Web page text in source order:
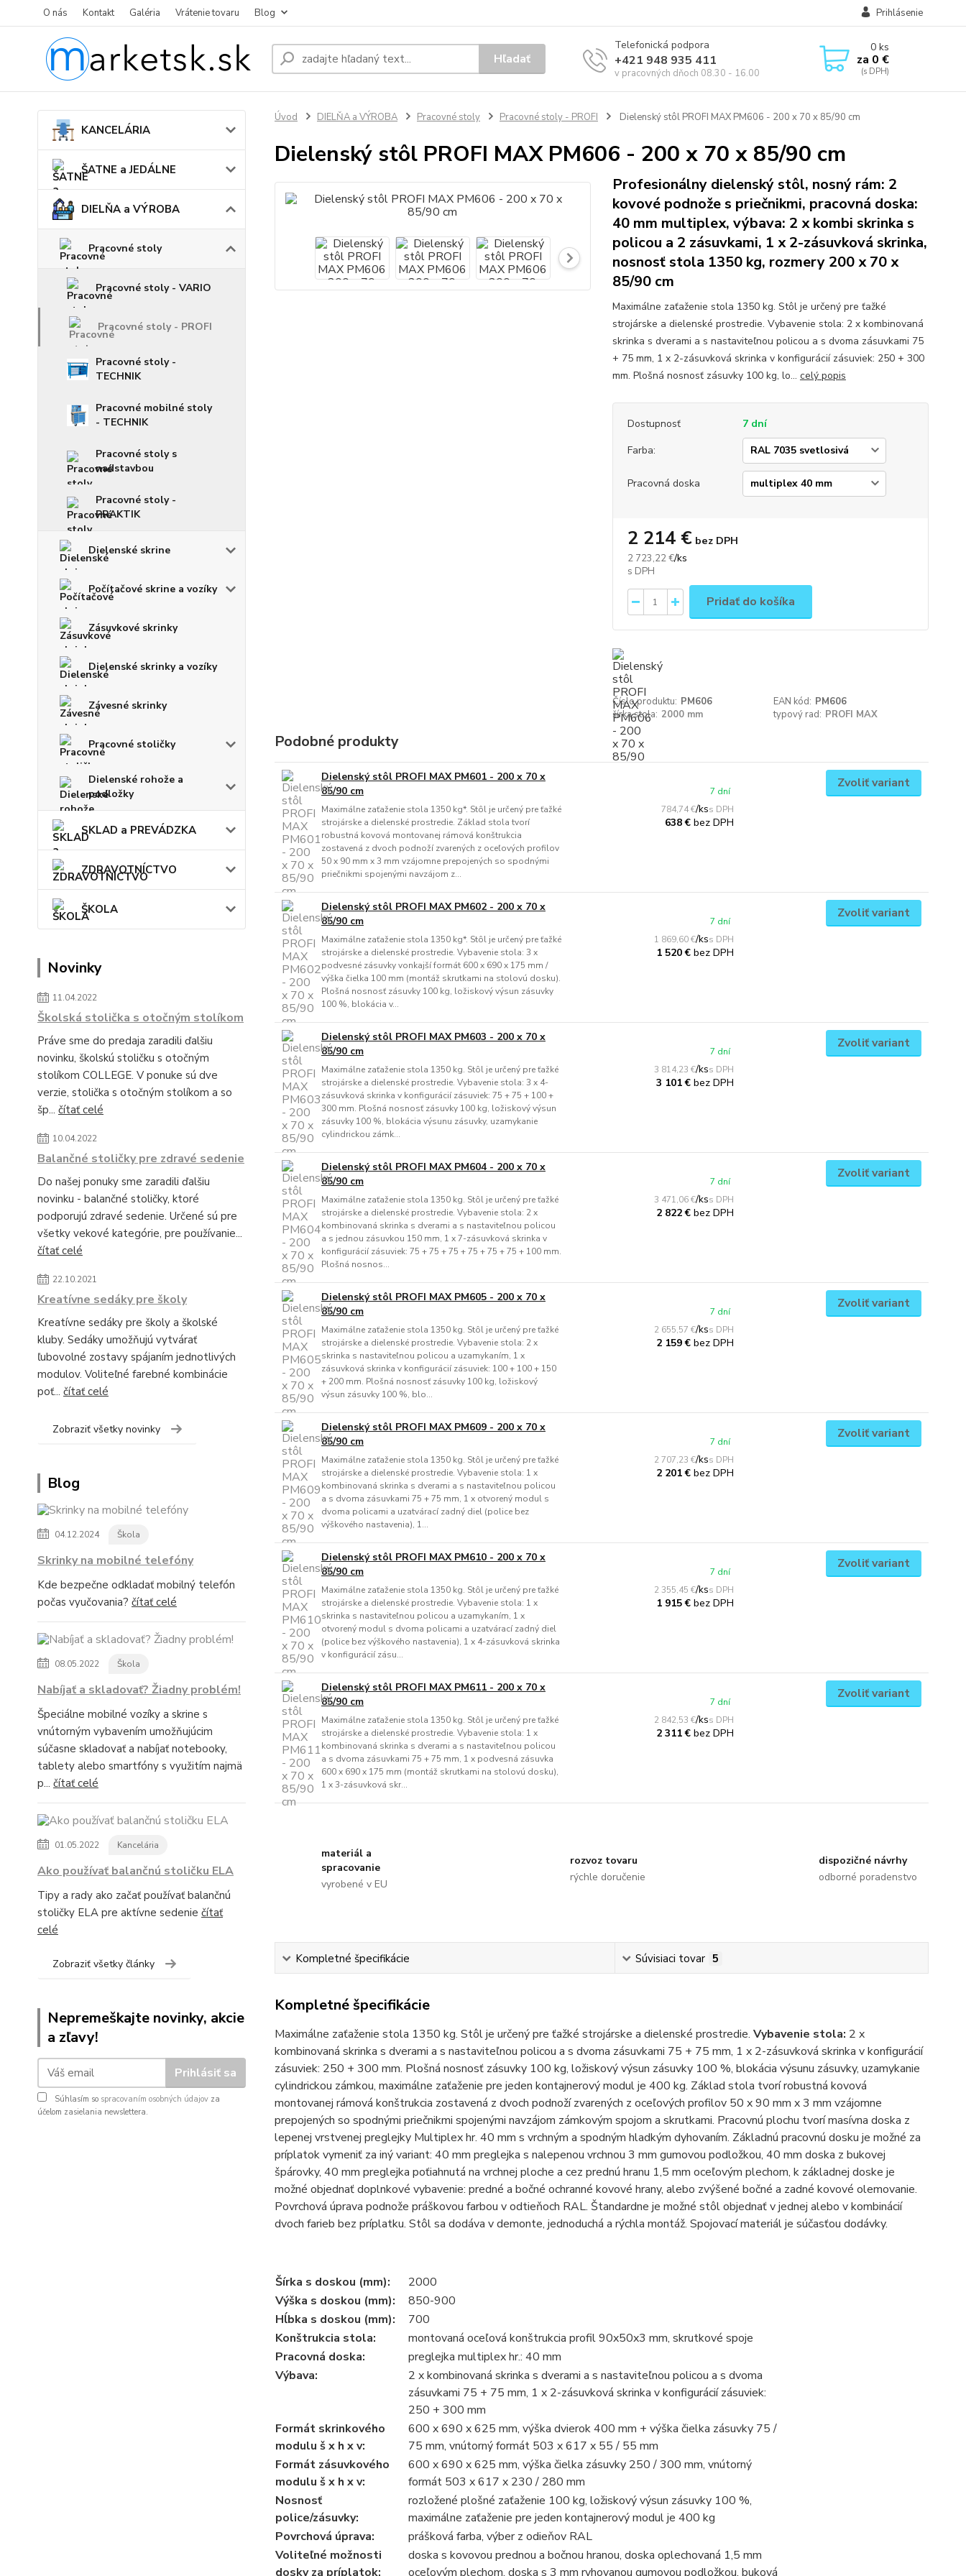
O nás Kontakt Galéria Vrátenie tovaru Blog Prihlásenie
Hľadať
Telefonická podpora
+421 948 935 411
v pracovných dňoch 08.30 - 16.00
0ks
za 0 €
KANCELÁRIA
ŠATNE a JEDÁLNE
DIELŇA a VÝROBA
Pracovné stoly
Pracovné stoly - VARIO
Pracovné stoly - PROFI
Pracovné stoly -
TECHNIK
Pracovné mobilné stoly
- TECHNIK
Pracovné stoly s
nadstavbou
Pracovné stoly -
PRAKTIK
Dielenské skrine
Počítačové skrine a vozíky
Zásuvkové skrinky
Dielenské skrinky a vozíky
Závesné skrinky
Pracovné stoličky
Dielenské rohože a
podložky
SKLAD a PREVÁDZKA
ZDRAVOTNÍCTVO
ŠKOLA
Novinky
11.04.2022
Školská stolička s otočným stolíkom
Práve sme do predaja zaradili ďalšiu
novinku, školskú stoličku s otočným
stolíkom COLLEGE. V ponuke sú dve
verzie, stolička s otočným stolíkom a so
šp... čítať celé
10.04.2022
Balančné stoličky pre zdravé sedenie
Do našej ponuky sme zaradili ďalšiu
novinku - balančné stoličky, ktoré
podporujú zdravé sedenie. Určené sú pre
všetky vekové kategórie, pre používanie...
čítať celé
22.10.2021
Kreatívne sedáky pre školy
Kreatívne sedáky pre školy a školské
kluby. Sedáky umožňujú vytvárať
ľubovolné zostavy spájaním jednotlivých
modulov. Voliteľné farebné kombinácie
poť... čítať celé
Zobraziť všetky novinky
Blog
04.12.2024 Škola
Skrinky na mobilné telefóny
Kde bezpečne odkladať mobilný telefón
počas vyučovania? čítať celé
08.05.2022 Škola
Nabíjať a skladovať? Žiadny problém!
Špeciálne mobilné vozíky a skrine s
vnútorným vybavením umožňujúcim
súčasne skladovať a nabíjať notebooky,
tablety alebo smartfóny s využitím najmä
p... čítať celé
01.05.2022 Kancelária
Ako používať balančnú stoličku ELA
Tipy a rady ako začať používať balančnú
stoličky ELA pre aktívne sedenie čítať
celé
Zobraziť všetky články
Nepremeškajte novinky, akcie
a zľavy!
Prihlásiť sa
Súhlasím so spracovaním osobných údajov za
účelom zasielania newslettera.
Úvod DIELŇA a VÝROBA Pracovné stoly Pracovné stoly - PROFI Dielenský stôl PROFI MAX PM606 - 200 x 70 x 85/90 cm
Dielenský stôl PROFI MAX PM606 - 200 x 70 x 85/90 cm
Profesionálny dielenský stôl, nosný rám: 2
kovové podnože s priečnikmi, pracovná doska:
40 mm multiplex, výbava: 2 x kombi skrinka s
policou a 2 zásuvkami, 1 x 2-zásuvková skrinka,
nosnosť stola 1350 kg, rozmery 200 x 70 x
85/90 cm
Maximálne zaťaženie stola 1350 kg. Stôl je určený pre ťažké
strojárske a dielenské prostredie. Vybavenie stola: 2 x kombinovaná
skrinka s dverami a s nastaviteľnou policou a s dvoma zásuvkami 75
+ 75 mm, 1 x 2-zásuvková skrinka v konfigurácií zásuviek: 250 + 300
mm. Plošná nosnosť zásuvky 100 kg, lo... celý popis
Dostupnosť
7 dní
Farba:
Pracovná doska
2 723,22 €/ks
2 214 € bez DPH
Pridať do košíka
Číslo produktu: PM606 EAN kód: PM606
šírka stola: 2000 mm typový rad: PROFI MAX
Podobné produkty
Dielenský stôl PROFI MAX PM601 - 200 x 70 x
85/90 cm
Maximálne zaťaženie stola 1350 kg*. Stôl je určený pre ťažké
strojárske a dielenské prostredie. Základ stola tvorí
robustná kovová montovanej rámová konštrukcia
zostavená z dvoch podnoží zvarených z oceľových profilov
50 x 90 mm x 3 mm vzájomne prepojených so spodnými
priečnikmi spojenými navzájom z...
784,74 €/ks
638 €bez DPH
7 dní
Zvoliť variant
Dielenský stôl PROFI MAX PM602 - 200 x 70 x
85/90 cm
Maximálne zaťaženie stola 1350 kg*. Stôl je určený pre ťažké
strojárske a dielenské prostredie. Vybavenie stola: 3 x
podvesné zásuvky vonkajší formát 600 x 690 x 175 mm /
výška čielka 100 mm (montáž skrutkami na stolovú dosku).
Plošná nosnosť zásuvky 100 kg, ložiskový výsun zásuvky
100 %, blokácia v...
1 869,60 €/ks
1 520 €bez DPH
7 dní
Zvoliť variant
Dielenský stôl PROFI MAX PM603 - 200 x 70 x
85/90 cm
Maximálne zaťaženie stola 1350 kg. Stôl je určený pre ťažké
strojárske a dielenské prostredie. Vybavenie stola: 3 x 4-
zásuvková skrinka v konfigurácií zásuviek: 75 + 75 + 100 +
300 mm. Plošná nosnosť zásuvky 100 kg, ložiskový výsun
zásuvky 100 %, blokácia výsunu zásuvky, uzamykanie
cylindrickou zámk...
3 814,23 €/ks
3 101 €bez DPH
7 dní
Zvoliť variant
Dielenský stôl PROFI MAX PM604 - 200 x 70 x
85/90 cm
Maximálne zaťaženie stola 1350 kg. Stôl je určený pre ťažké
strojárske a dielenské prostredie. Vybavenie stola: 2 x
kombinovaná skrinka s dverami a s nastaviteľnou policou
a s jednou zásuvkou 150 mm, 1 x 7-zásuvková skrinka v
konfigurácií zásuviek: 75 + 75 + 75 + 75 + 75 + 75 + 100 mm.
Plošná nosnos...
3 471,06 €/ks
2 822 €bez DPH
7 dní
Zvoliť variant
Dielenský stôl PROFI MAX PM605 - 200 x 70 x
85/90 cm
Maximálne zaťaženie stola 1350 kg. Stôl je určený pre ťažké
strojárske a dielenské prostredie. Vybavenie stola: 2 x
skrinka s nastaviteľnou policou a uzamykaním, 1 x
zásuvková skrinka v konfigurácií zásuviek: 100 + 100 + 150
+ 200 mm. Plošná nosnosť zásuvky 100 kg, ložiskový
výsun zásuvky 100 %, blo...
2 655,57 €/ks
2 159 €bez DPH
7 dní
Zvoliť variant
Dielenský stôl PROFI MAX PM609 - 200 x 70 x
85/90 cm
Maximálne zaťaženie stola 1350 kg. Stôl je určený pre ťažké
strojárske a dielenské prostredie. Vybavenie stola: 1 x
kombinovaná skrinka s dverami a s nastaviteľnou policou
a s dvoma zásuvkami 75 + 75 mm, 1 x otvorený modul s
dvoma policami a uzatvárací zadný diel (police bez
výškového nastavenia), 1...
2 707,23 €/ks
2 201 €bez DPH
7 dní
Zvoliť variant
Dielenský stôl PROFI MAX PM610 - 200 x 70 x
85/90 cm
Maximálne zaťaženie stola 1350 kg. Stôl je určený pre ťažké
strojárske a dielenské prostredie. Vybavenie stola: 1 x
skrinka s nastaviteľnou policou a uzamykaním, 1 x
otvorený modul s dvoma policami a uzatvárací zadný diel
(police bez výškového nastavenia), 1 x 4-zásuvková skrinka
v konfigurácií zásu...
2 355,45 €/ks
1 915 €bez DPH
7 dní
Zvoliť variant
Dielenský stôl PROFI MAX PM611 - 200 x 70 x
85/90 cm
Maximálne zaťaženie stola 1350 kg. Stôl je určený pre ťažké
strojárske a dielenské prostredie. Vybavenie stola: 1 x
kombinovaná skrinka s dverami a s nastaviteľnou policou
a s dvoma zásuvkami 75 + 75 mm, 1 x podvesná zásuvka
600 x 690 x 175 mm (montáž skrutkami na stolovú dosku),
1 x 3-zásuvková skr...
2 842,53 €/ks
2 311 €bez DPH
7 dní
Zvoliť variant
materiál a
spracovanie
vyrobené v EU
rozvoz tovaru
rýchle doručenie
dispozičné návrhy
odborné poradenstvo
Kompletné špecifikácie Súvisiaci tovar 5
Kompletné špecifikácie
Maximálne zaťaženie stola 1350 kg. Stôl je určený pre ťažké strojárske a dielenské prostredie. Vybavenie stola: 2 x
kombinovaná skrinka s dverami a s nastaviteľnou policou a s dvoma zásuvkami 75 + 75 mm, 1 x 2-zásuvková skrinka v konfigurácií
zásuviek: 250 + 300 mm. Plošná nosnosť zásuvky 100 kg, ložiskový výsun zásuvky 100 %, blokácia výsunu zásuvky, uzamykanie
cylindrickou zámkou, maximálne zaťaženie pre jeden kontajnerový modul je 400 kg. Základ stola tvorí robustná kovová
montovanej rámová konštrukcia zostavená z dvoch podnoží zvarených z oceľových profilov 50 x 90 mm x 3 mm vzájomne
prepojených so spodnými priečnikmi spojenými navzájom zámkovým spojom a skrutkami. Pracovnú plochu tvorí masívna doska z
lepenej vrstvenej preglejky Multiplex hr. 40 mm s vrchným a spodným hladkým dyhovaním. Základnú pracovnú dosku je možné za
príplatok vymeniť za iný variant: 40 mm preglejka s nalepenou vrchnou 3 mm gumovou podložkou, 40 mm doska z bukovej
špárovky, 40 mm preglejka poťiahnutá na vrchnej ploche a cez prednú hranu 1,5 mm oceľovým plechom, k základnej doske je
možné objednať doplnkové vybavenie: predné a bočné ochranné kovové hrany, alebo zvýšené bočné a zadné kovové olemovanie.
Povrchová úprava podnože práškovou farbou v odtieňoch RAL. Štandardne je možné stôl objednať v jednej alebo v kombinácií
dvoch farieb bez príplatku. Stôl sa dodáva v demonte, jednoduchá a rýchla montáž. Spojovací materiál je súčasťou dodávky.
Šírka s doskou (mm):
2000
Výška s doskou (mm):
850-900
Hĺbka s doskou (mm):
700
Konštrukcia stola:
montovaná oceľová konštrukcia profil 90x50x3 mm, skrutkové spoje
Pracovná doska:
preglejka multiplex hr.: 40 mm
Výbava:
2 x kombinovaná skrinka s dverami a s nastaviteľnou policou a s dvoma
zásuvkami 75 + 75 mm, 1 x 2-zásuvková skrinka v konfigurácií zásuviek:
250 + 300 mm
Formát skrinkového
modulu š x h x v:
600 x 690 x 625 mm, výška dvierok 400 mm + výška čielka zásuvky 75 /
75 mm, vnútorný formát 503 x 617 x 55 / 55 mm
Formát zásuvkového
modulu š x h x v:
600 x 690 x 625 mm, výška čielka zásuvky 250 / 300 mm, vnútorný
formát 503 x 617 x 230 / 280 mm
Nosnosť
police/zásuvky:
rozložené plošné zaťaženie 100 kg, ložiskový výsun zásuvky 100 %,
maximálne zaťaženie pre jeden kontajnerový modul je 400 kg
Povrchová úprava:
prášková farba, výber z odieňov RAL
Voliteľné možnosti
dosky za príplatok:
doska s kovovou prednou a bočnou hranou, doska oplechovaná 1,5 mm
oceľovým plechom, doska s 3 mm ryhovanou gumovou podložkou, buková